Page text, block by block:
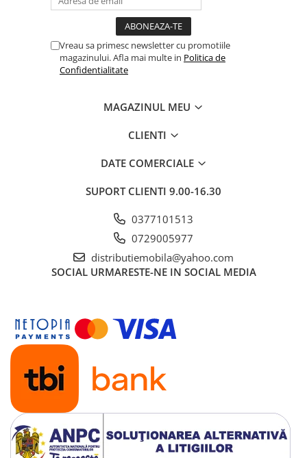
Vreau sa primesc newsletter cu promotiile
magazinului. Afla mai multe in Politica de
Confidentialitate
MAGAZINUL MEU
CLIENTI
DATE COMERCIALE
SUPORT CLIENTI 9.00-16.30
0377101513
0729005977
distributiemobila@yahoo.com
SOCIAL URMARESTE-NE IN SOCIAL MEDIA